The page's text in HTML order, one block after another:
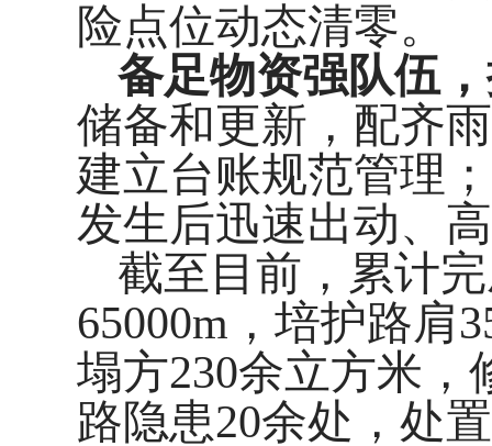
险点位动态清零。
备足物资强队伍
储备和更新，配齐
建立台账规范管理
发生后迅速出动、
截至目前，累计
65000m ，培护路肩
塌方230余立方米，
路隐患20余处，处